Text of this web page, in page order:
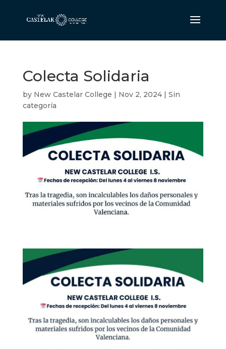
Colecta Solidaria
by New Castelar College | Nov 2, 2024| Sin
categoría